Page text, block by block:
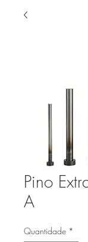
Pino
A
Quantidade *